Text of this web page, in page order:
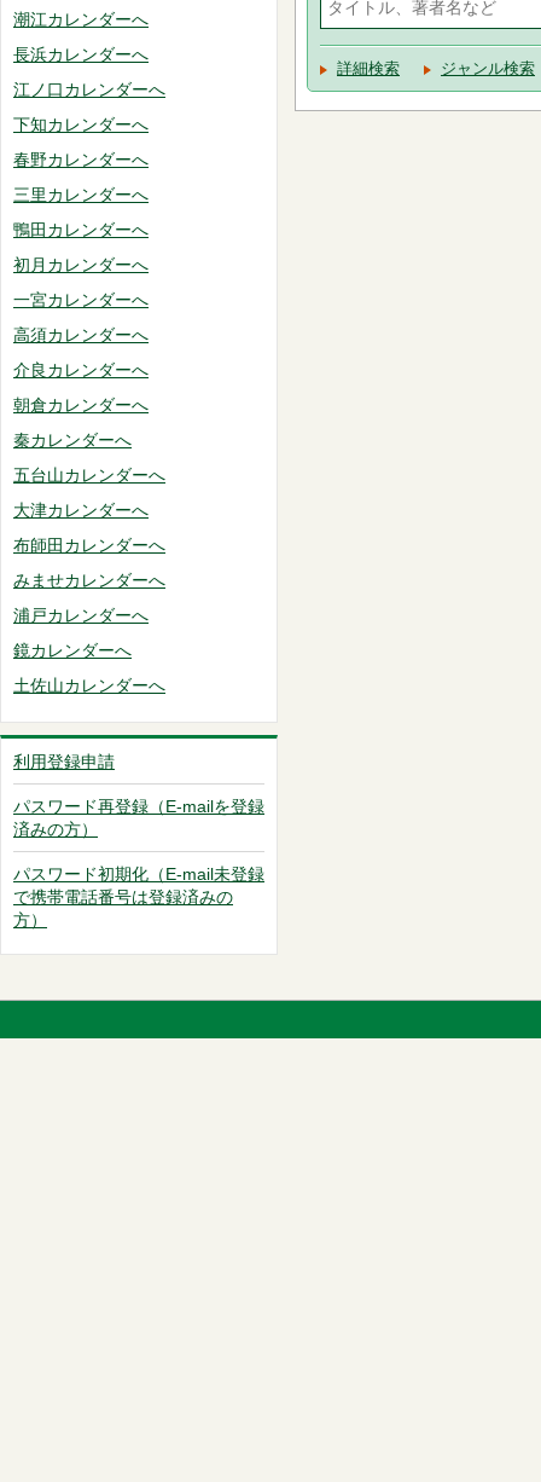
潮江カレンダーへ
長浜カレンダーへ
江ノ口カレンダーへ
下知カレンダーへ
春野カレンダーへ
三里カレンダーへ
鴨田カレンダーへ
初月カレンダーへ
一宮カレンダーへ
高須カレンダーへ
介良カレンダーへ
朝倉カレンダーへ
秦カレンダーへ
五台山カレンダーへ
大津カレンダーへ
布師田カレンダーへ
みませカレンダーへ
浦戸カレンダーへ
鏡カレンダーへ
土佐山カレンダーへ
利用登録申請
パスワード再登録（E-mailを登録
済みの方）
パスワード初期化（E-mail未登録
で携帯電話番号は登録済みの
方）
詳細検索 ジャンル検索